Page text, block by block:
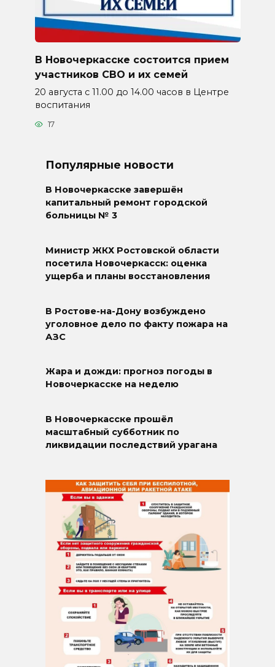
В Новочеркасске состоится прием
участников СВО и их семей
20 августа с 11.00 до 14.00 часов в Центре
воспитания
17
Популярные новости
В Новочеркасске завершён
капитальный ремонт городской
больницы № 3
Министр ЖКХ Ростовской области
посетила Новочеркасск: оценка
ущерба и планы восстановления
В Ростове-на-Дону возбуждено
уголовное дело по факту пожара на
АЗС
Жара и дожди: прогноз погоды в
Новочеркасске на неделю
В Новочеркасске прошёл
масштабный субботник по
ликвидации последствий урагана